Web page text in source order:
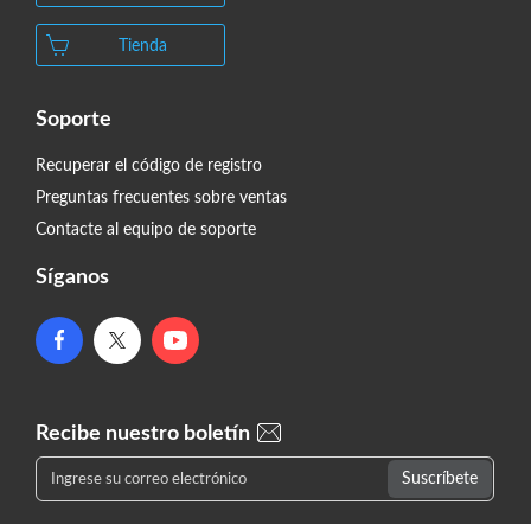
Tienda
Soporte
Recuperar el código de registro
Preguntas frecuentes sobre ventas
Contacte al equipo de soporte
Síganos
Recibe nuestro boletín